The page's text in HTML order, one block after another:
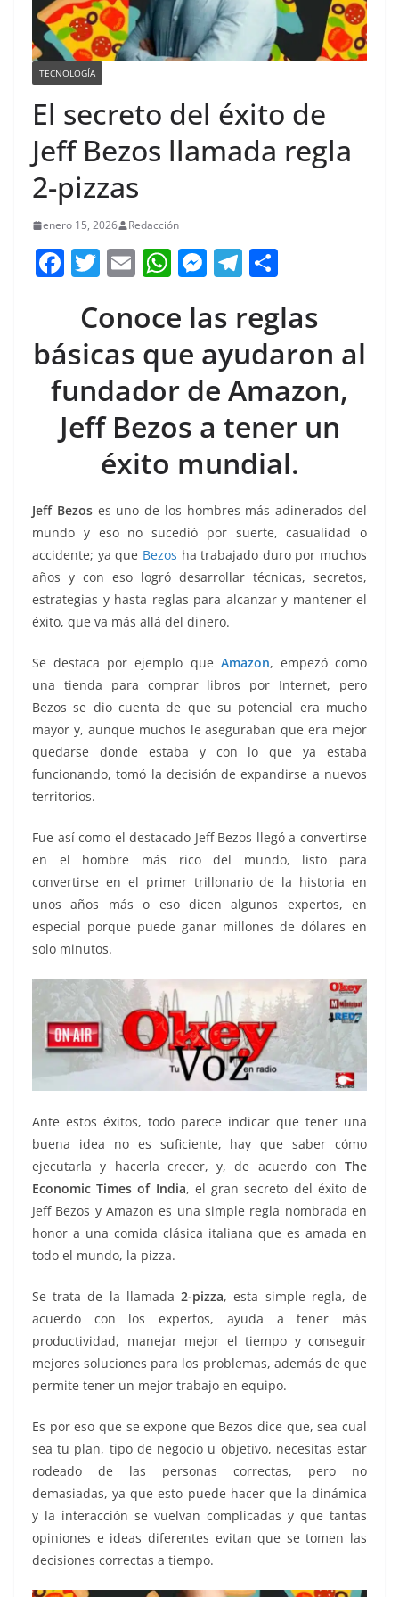
TECNOLOGÍA
El secreto del éxito de
Jeff Bezos llamada regla
2-pizzas
enero 15, 2026 Redacción
F
e
b
o
o
T
itt
er
E
ai
W
at
s
A
p
p
M
ss
e
n
g
er
T
e
gr
a
m
m
p
ar
tir
Conoce las reglas
básicas que ayudaron al
fundador de Amazon,
Jeff Bezos a tener un
éxito mundial.
Jeff Bezoses uno de los hombres más adinerados del
mundo y eso no sucedió por suerte, casualidad o
accidente; ya que Bezos ha trabajado duro por muchos
años y con eso logró desarrollar técnicas, secretos,
estrategias y hasta reglas para alcanzar y mantener el
éxito, que va más allá del dinero.
Se destaca por ejemplo que Amazon, empezó como
una tienda para comprar libros por Internet, pero
Bezos se dio cuenta de que su potencial era mucho
mayor y, aunque muchos le aseguraban que era mejor
quedarse donde estaba y con lo que ya estaba
funcionando, tomó la decisión de expandirse a nuevos
territorios.
Fue así como el destacado Jeff Bezos llegó a convertirse
en el hombre más rico del mundo, listo para
convertirse en el primer trillonario de la historia en
unos años más o eso dicen algunos expertos, en
especial porque puede ganar millones de dólares en
solo minutos.
Ante estos éxitos, todo parece indicar que tener una
buena idea no es suficiente, hay que saber cómo
ejecutarla y hacerla crecer, y, de acuerdo con The
Economic Times of India, el gran secreto del éxito de
Jeff Bezos y Amazon es una simple regla nombrada en
honor a una comida clásica italiana que es amada en
todo el mundo, la pizza.
Se trata de la llamada2-pizza, esta simple regla, de
acuerdo con los expertos, ayuda a tener más
productividad, manejar mejor el tiempo y conseguir
mejores soluciones para los problemas, además de que
permite tener un mejor trabajo en equipo.
Es por eso que se expone que Bezos dice que, sea cual
sea tu plan, tipo de negocio u objetivo, necesitas estar
rodeado de las personas correctas, pero no
demasiadas, ya que esto puede hacer que la dinámica
y la interacción se vuelvan complicadas y que tantas
opiniones e ideas diferentes evitan que se tomen las
decisiones correctas a tiempo.